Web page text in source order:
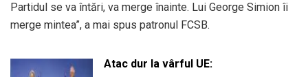
Partidul se va întări, va merge înainte. Lui George Simion îi
merge mintea”, a mai spus patronul FCSB.
Atac dur la vârful UE: